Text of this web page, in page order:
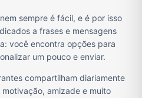
sempre é fácil, e é por isso
a frases e mensagens
você encontra opções para
um pouco e enviar.
compartilham diariamente
amizade e muito